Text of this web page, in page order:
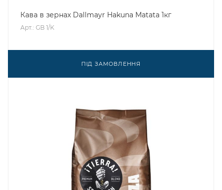
Кава в зернах Dallmayr Hakuna Matata 1кг
Арт.: GB 1/K
ПІД ЗАМОВЛЕННЯ